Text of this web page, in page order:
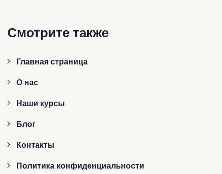
Смотрите также
Главная страница
О нас
Наши курсы
Блог
Контакты
Политика конфиденциальности